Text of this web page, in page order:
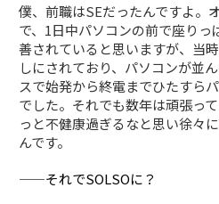
僕、前職はSEだったんですよ。
で、1日中パソコンの前で座り
善されていると思いますが、当
しにされており、パソコンが並
スで始発から終電までひたすら
でした。それでも数年は頑張っ
っと不健康過ぎるなと思い徐々
んです。
——それでSOLSOに？